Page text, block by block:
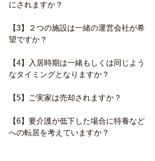
にされますか？
【3】２つの施設は一緒の運営会社が希
望ですか？
【4】入居時期は一緒もしくは同じよう
なタイミングとなりますか？
【5】ご実家は売却されますか？
【6】要介護が低下した場合に特養など
への転居を考えていますか？